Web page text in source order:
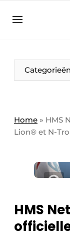
Contact
Direct
Emploi
Meest
Categorieën
Home » HMS
Lion® et N-
HMS